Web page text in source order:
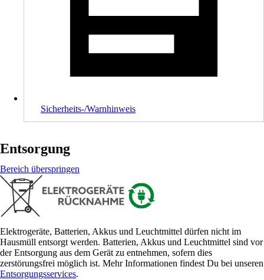
Sicherheits-/Warnhinweis
Entsorgung
Bereich überspringen
Elektrogeräte, Batterien, Akkus und Leuchtmittel dürfen nicht im
Hausmüll entsorgt werden. Batterien, Akkus und Leuchtmittel sind vor
der Entsorgung aus dem Gerät zu entnehmen, sofern dies
zerstörungsfrei möglich ist. Mehr Informationen findest Du bei unseren
Entsorgungsservices.